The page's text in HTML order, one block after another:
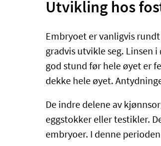
Utvikling hos
Embryoet er vanligvis
gradvis utvikle seg. Linsen
god stund før hele øyet er
dekke hele øyet.
De indre delene av
eggstokker eller testikler.
embryoer. I denne